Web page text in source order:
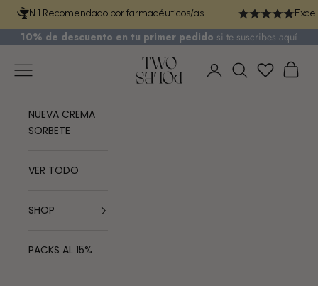
Ir al contenidoN.1 Recomendado por farmacéuticos/as
10% de descuento en tu primer pedido si te suscribes aquí
TWO POLES COSMETICS
Menú
Iniciar sesión
Buscar
NUEVA CREMA
SORBETE
VER TODO
SHOP
PACKS AL 15%